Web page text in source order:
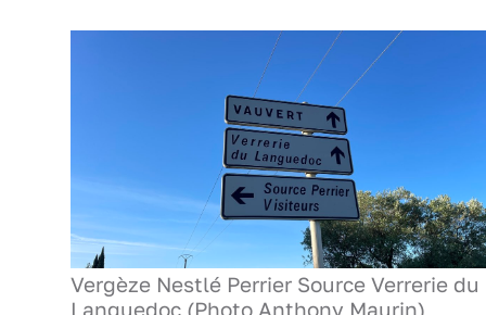
Vergèze Nestlé Perrier Source Verrerie du
Languedoc (Photo Anthony Maurin)